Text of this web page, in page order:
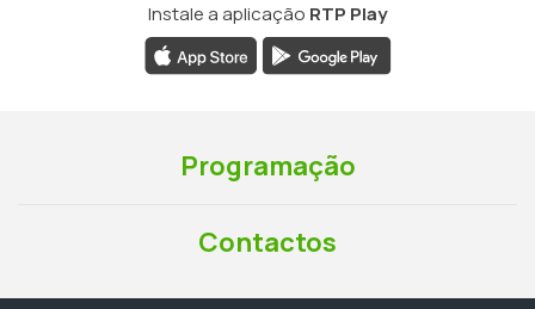
Instale a aplicação RTP Play
Programação
Contactos